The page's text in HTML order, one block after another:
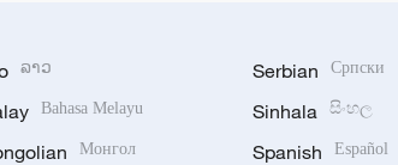
ລາວ
Bahasa Melayu
Монгол
Serbian Српски
Sinhala සිංහල
Spanish Español